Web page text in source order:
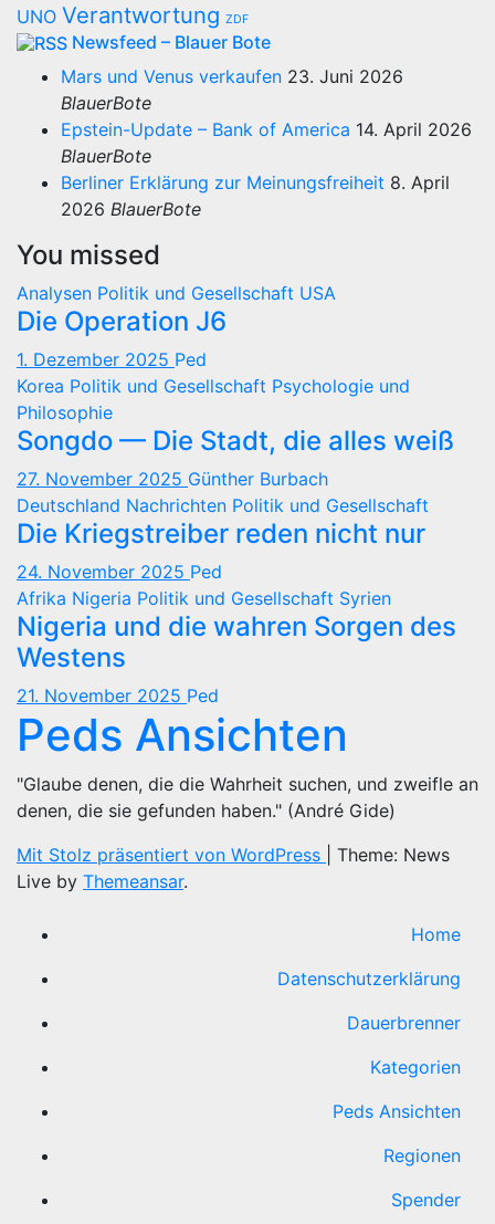
UNO Verantwortung ZDF
Newsfeed – Blauer Bote
Mars und Venus verkaufen 23. Juni 2026
BlauerBote
Epstein-Update – Bank of America 14. April 2026
BlauerBote
Berliner Erklärung zur Meinungsfreiheit 8. April
2026 BlauerBote
You missed
Analysen Politik und Gesellschaft USA
Die Operation J6
1. Dezember 2025 Ped
Korea Politik und Gesellschaft Psychologie und
Philosophie
Songdo — Die Stadt, die alles weiß
27. November 2025 Günther Burbach
Deutschland Nachrichten Politik und Gesellschaft
Die Kriegstreiber reden nicht nur
24. November 2025 Ped
Afrika Nigeria Politik und Gesellschaft Syrien
Nigeria und die wahren Sorgen des
Westens
21. November 2025 Ped
Peds Ansichten
"Glaube denen, die die Wahrheit suchen, und zweifle an
denen, die sie gefunden haben." (André Gide)
Mit Stolz präsentiert von WordPress
Theme: News
Live by Themeansar.
Home
Datenschutzerklärung
Dauerbrenner
Kategorien
Peds Ansichten
Regionen
Spender